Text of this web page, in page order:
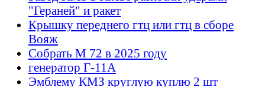
"Гераней" и ракет
Крышку переднего гтц или гтц в сборе
Вояж
Собрать М 72 в 2025 году
генератор Г-11А
Эмблему КМЗ круглую куплю 2 шт